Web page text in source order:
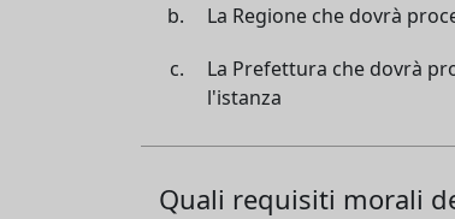
La Regione che dovrà
La Prefettura che dovrà
l'istanza
Quali requisiti morali